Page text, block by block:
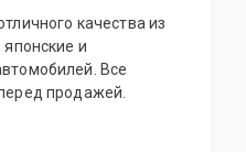
качества из
и
Все
продажей.